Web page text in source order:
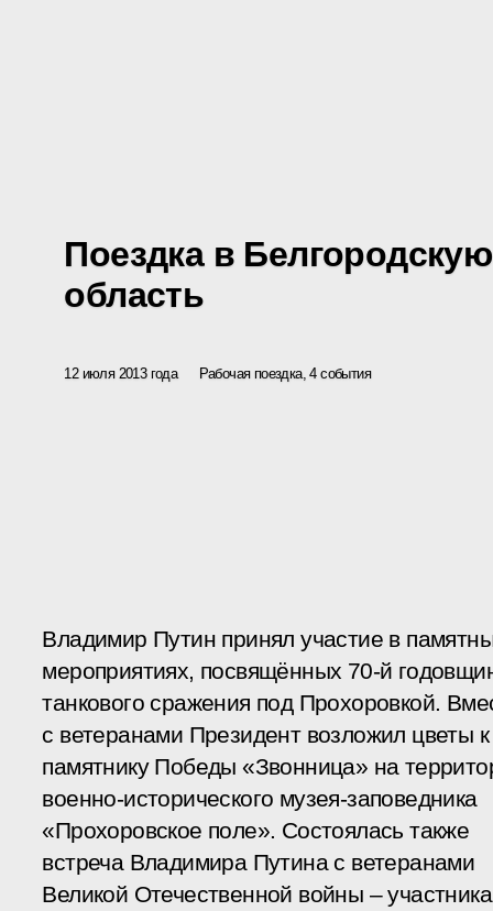
Поездка в Белгородскую
область
12 июля 2013 года Рабочая поездка, 4 события
Владимир Путин принял участие в
мероприятиях, посвящённых 70-й
танкового сражения под Прохоровкой.
с ветеранами Президент возложил цветы к
памятнику Победы «Звонница» на
военно-исторического музея-заповедника
«Прохоровское поле». Состоялась также
встреча Владимира Путина с ветеранами
Великой Отечественной войны –